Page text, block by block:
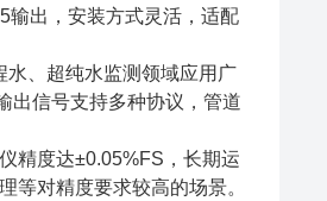
输出，安装方式灵活，适配
、超纯水监测领域应用广
出信号支持多种协议，管道
精度达±0.05%FS，长期运
等对精度要求较高的场景。